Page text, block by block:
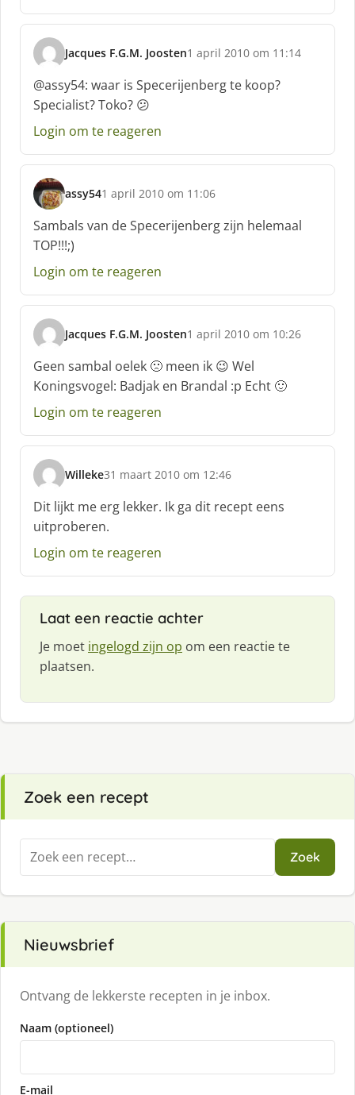
e
f
:
Jacques F.G.M. Joosten
s
c
h
r
e
f
1 april 2010 om 11:14
@assy54: waar is Specerijenberg te koop?
Specialist? Toko? 😕
Login om te reageren
assy54
s
c
h
r
e
f
1 april 2010 om 11:06
Sambals van de Specerijenberg zijn helemaal
TOP!!!;)
Login om te reageren
Jacques F.G.M. Joosten
s
c
h
r
e
f
1 april 2010 om 10:26
Geen sambal oelek 🙁 meen ik 😉 Wel
Koningsvogel: Badjak en Brandal :p Echt 🙂
Login om te reageren
Willeke
s
c
h
r
e
:
31 maart 2010 om 12:46
Dit lijkt me erg lekker. Ik ga dit recept eens
uitproberen.
Login om te reageren
Laat een reactie achter
Je moet ingelogd zijn op om een reactie te
plaatsen.
Zoek een recept
Zoeken
naar:
Zoek
Nieuwsbrief
Ontvang de lekkerste recepten in je inbox.
Naam (optioneel)
E-mail